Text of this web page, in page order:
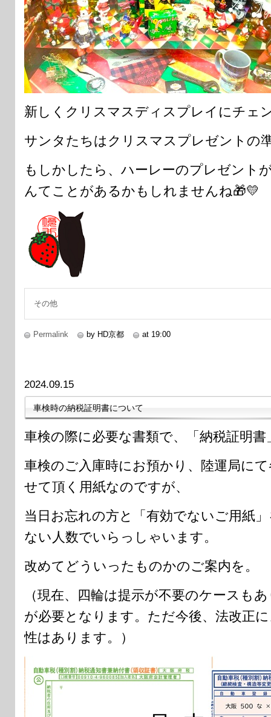
新しくクリスマスディスプレイにチェ
サンタたちはクリスマスプレゼントの
もしかしたら、ハーレーのプレゼント
んてことがあるかもしれませんね🎁💛
その他
Permalink by HD京都 at 19:00
2024.09.15
車検時の納税証明書について
車検の際に必要な書類で、「納税証明
車検のご入庫時にお預かり、陸運局に
せて頂く用紙なのですが、
当日お忘れの方と「有効でないご用紙
ない人数でいらっしゃいます。
改めてどういったものかのご案内を。
（現在、四輪は提示が不要のケースも
が必要となります。ただ今後、法改正
性はあります。）